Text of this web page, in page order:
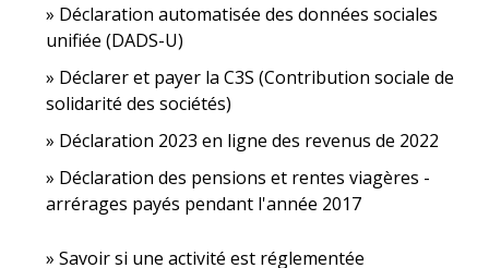
Déclaration automatisée des données sociales
unifiée (DADS-U)
Déclarer et payer la C3S (Contribution sociale de
solidarité des sociétés)
Déclaration 2023 en ligne des revenus de 2022
Déclaration des pensions et rentes viagères -
arrérages payés pendant l'année 2017
Savoir si une activité est réglementée